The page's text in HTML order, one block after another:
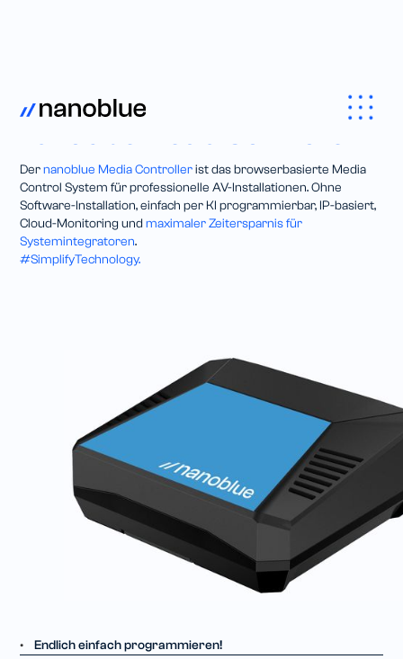
Dernanoblue Media Controllerist das browserbasierte Media
Control System für professionelle AV-Installationen. Ohne
Software-Installation, einfach per KI programmierbar, IP-basiert,
Cloud-Monitoring undmaximaler Zeitersparnis für
Systemintegratoren.
#SimplifyTechnology.
• Endlich einfach programmieren!